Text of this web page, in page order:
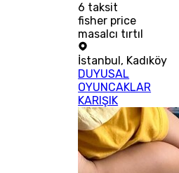
6 taksit
fisher price
masalcı tırtıl
İstanbul , Kadıköy
DUYUSAL
OYUNCAKLAR
KARIŞIK